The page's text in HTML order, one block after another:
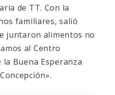
de TT. Con la
familiares, salió
juntaron alimentos no
al Centro
Buena Esperanza